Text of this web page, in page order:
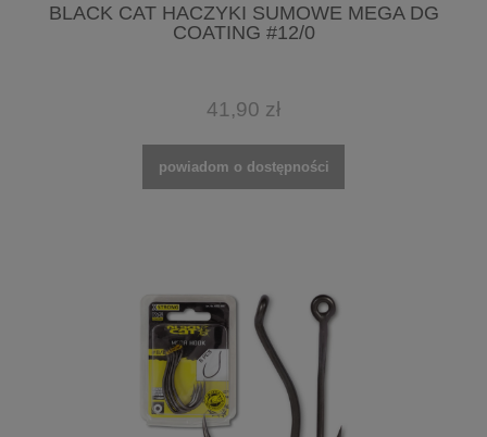
BLACK CAT HACZYKI SUMOWE MEGA DG
COATING #12/0
41,90 zł
powiadom o dostępności